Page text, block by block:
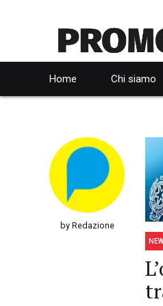
Home Chi siamo
by Redazione